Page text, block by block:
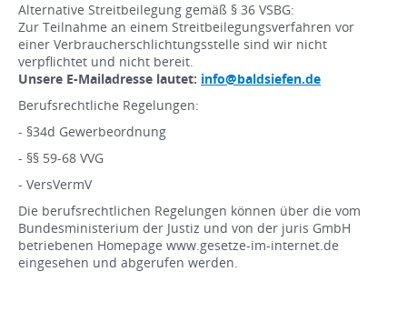
Alternative Streitbeilegung gemäß § 36 VSBG:
Zur Teilnahme an einem Streitbeilegungsverfahren vor
einer Verbraucherschlichtungsstelle sind wir nicht
verpflichtet und nicht bereit.
Unsere E-Mailadresse lautet: info@baldsiefen.de
Berufsrechtliche Regelungen:
- §34d Gewerbeordnung
- §§ 59-68 VVG
- VersVermV
Die berufsrechtlichen Regelungen können über die vom
Bundesministerium der Justiz und von der juris GmbH
betriebenen Homepage www.gesetze-im-internet.de
eingesehen und abgerufen werden.